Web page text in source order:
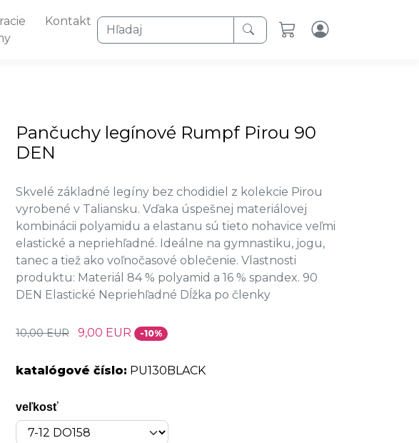
Kontakt Hľadaj
Pančuchy legínové Rumpf Pirou 90
DEN
Skvelé základné legíny bez chodidiel z kolekcie Pirou
vyrobené v Taliansku. Vďaka úspešnej materiálovej
kombinácii polyamidu a elastanu sú tieto nohavice veľmi
elastické a nepriehľadné. Ideálne na gymnastiku, jogu,
tanec a tiež ako voľnočasové oblečenie. Vlastnosti
produktu: Materiál 84 % polyamid a 16 % spandex. 90
DEN Elastické Nepriehľadné Dĺžka po členky
10,00 EUR 9,00 EUR -10%
katalógové číslo: PU130BLACK
veľkosť